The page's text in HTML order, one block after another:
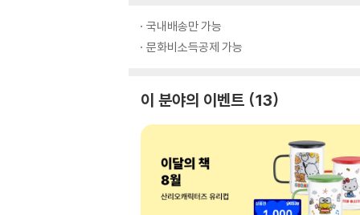
국내배송만 가능
문화비소득공제 가능
이 분야의 이벤트 13